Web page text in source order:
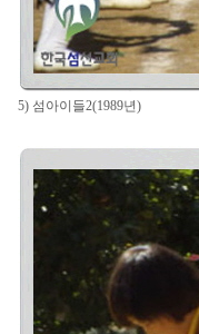
5) 섬아이들2(1989년)